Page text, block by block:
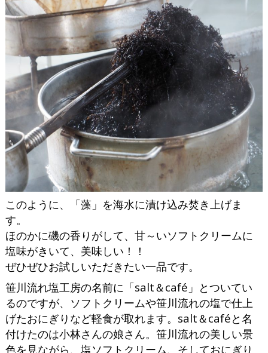
このように、「藻」を海水に漬け込み焚き上げま
す。
ほのかに磯の香りがして、甘～いソフトクリームに
塩味がきいて、美味しい！！
ぜひぜひお試しいただきたい一品です。
笹川流れ塩工房の名前に「salt＆café」とついてい
るのですが、ソフトクリームや笹川流れの塩で仕上
げたおにぎりなど軽食が取れます。salt＆caféと名
付けたのは小林さんの娘さん。笹川流れの美しい景
色を見ながら、塩ソフトクリーム、そしておにぎり